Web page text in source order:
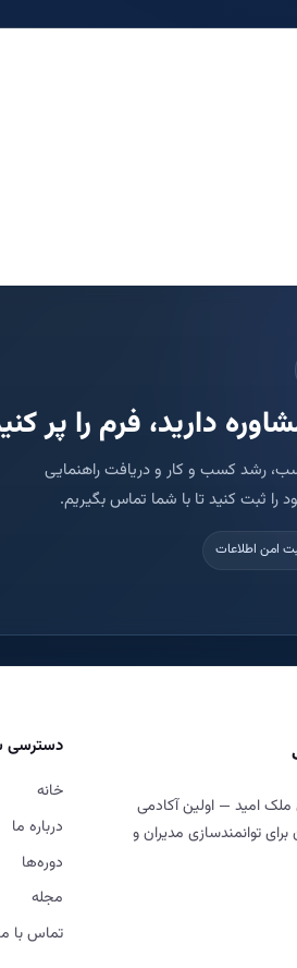
دارید، فرم را پر
رشد کسب و کار و دریافت راهنمایی
ثبت کنید تا با شما تماس بگیریم.
امن اطلاعات
امید — اولین آکادمی
توانمندسازی مدیران و
دسترسی
خانه
درباره ما
دوره‌ها
مجله
تماس با